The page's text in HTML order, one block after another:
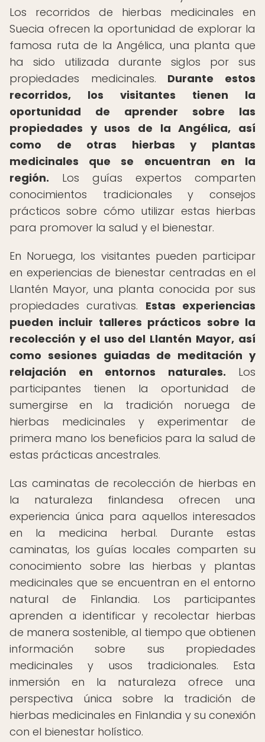
Los recorridos de hierbas medicinales en
Suecia ofrecen la oportunidad de explorar la
famosa ruta de la Angélica, una planta que
ha sido utilizada durante siglos por sus
propiedades medicinales. Durante estos
recorridos, los visitantes tienen la
oportunidad de aprender sobre las
propiedades y usos de la Angélica, así
como de otras hierbas y plantas
medicinales que se encuentran en la
región. Los guías expertos comparten
conocimientos tradicionales y consejos
prácticos sobre cómo utilizar estas hierbas
para promover la salud y el bienestar.
En Noruega, los visitantes pueden participar
en experiencias de bienestar centradas en el
Llantén Mayor, una planta conocida por sus
propiedades curativas. Estas experiencias
pueden incluir talleres prácticos sobre la
recolección y el uso del Llantén Mayor, así
como sesiones guiadas de meditación y
relajación en entornos naturales. Los
participantes tienen la oportunidad de
sumergirse en la tradición noruega de
hierbas medicinales y experimentar de
primera mano los beneficios para la salud de
estas prácticas ancestrales.
Las caminatas de recolección de hierbas en
la naturaleza finlandesa ofrecen una
experiencia única para aquellos interesados
en la medicina herbal. Durante estas
caminatas, los guías locales comparten su
conocimiento sobre las hierbas y plantas
medicinales que se encuentran en el entorno
natural de Finlandia. Los participantes
aprenden a identificar y recolectar hierbas
de manera sostenible, al tiempo que obtienen
información sobre sus propiedades
medicinales y usos tradicionales. Esta
inmersión en la naturaleza ofrece una
perspectiva única sobre la tradición de
hierbas medicinales en Finlandia y su conexión
con el bienestar holístico.